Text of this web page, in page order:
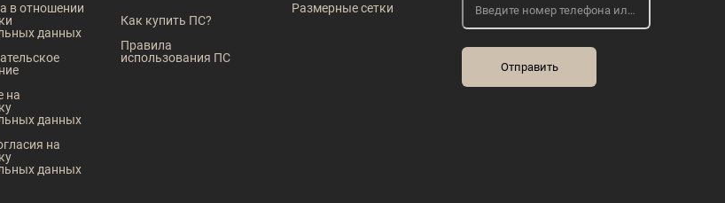
в отношении
данных
на
данных
на
данных
Как купить ПС?
Правила
использования ПС
Размерные сетки